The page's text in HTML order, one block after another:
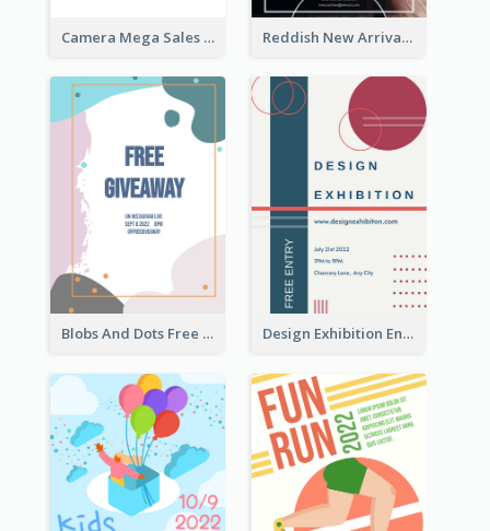
Camera Mega Sales Flyer Reddish New Arrivals Flyer
Blobs And Dots Free Giveaway Flyer Design Exhibition Entry Flyer